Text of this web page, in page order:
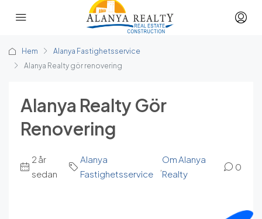
Hem
Alanya Fastighetsservice
Alanya Realty gör renovering
Alanya Realty Gör
Renovering
2 år
sedan
Alanya
Fastighetsservice
Om Alanya
Realty
0